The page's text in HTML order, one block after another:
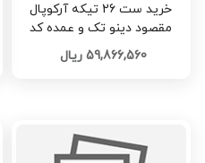
خرید ست 26 تیکه آرکوپال
مقصود دینو تک و عمده کد
L1136
59,866,560 ریال